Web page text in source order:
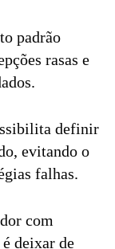
padrão
rasas e
definir
evitando o
falhas.
com
deixar de